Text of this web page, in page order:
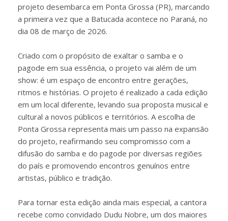
projeto desembarca em Ponta Grossa (PR), marcando
a primeira vez que a Batucada acontece no Paraná, no
dia 08 de março de 2026.
Criado com o propósito de exaltar o samba e o
pagode em sua essência, o projeto vai além de um
show: é um espaço de encontro entre gerações,
ritmos e histórias. O projeto é realizado a cada edição
em um local diferente, levando sua proposta musical e
cultural a novos públicos e territórios. A escolha de
Ponta Grossa representa mais um passo na expansão
do projeto, reafirmando seu compromisso com a
difusão do samba e do pagode por diversas regiões
do país e promovendo encontros genuínos entre
artistas, público e tradição.
Para tornar esta edição ainda mais especial, a cantora
recebe como convidado Dudu Nobre, um dos maiores